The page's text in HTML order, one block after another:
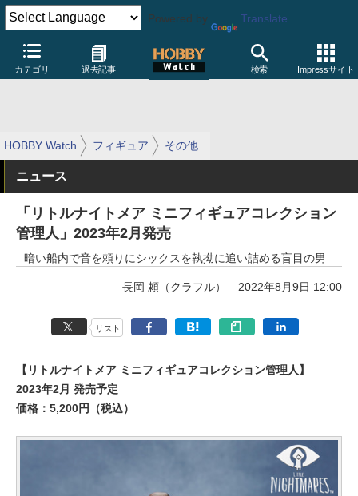
Powered by Translate
カテゴリ 過去記事 検索 Impressサイト
HOBBY Watch フィギュア その他
ニュース
「リトルナイトメア ミニフィギュアコレクション
管理人」2023年2月発売
暗い船内で音を頼りにシックスを執拗に追い詰める盲目の男
長岡 頼（クラフル） 2022年8月9日 12:00
リスト
【リトルナイトメア ミニフィギュアコレクション管理人】
2023年2月 発売予定
価格：5,200円（税込）